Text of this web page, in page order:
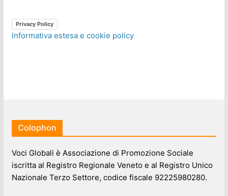
Privacy Policy
Informativa estesa e cookie policy
Colophon
Voci Globali è Associazione di Promozione Sociale
iscritta al Registro Regionale Veneto e al Registro Unico
Nazionale Terzo Settore, codice fiscale 92225980280.